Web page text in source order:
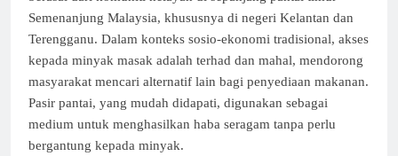
Semenanjung Malaysia, khususnya di negeri Kelantan dan
Terengganu. Dalam konteks sosio-ekonomi tradisional, akses
kepada minyak masak adalah terhad dan mahal, mendorong
masyarakat mencari alternatif lain bagi penyediaan makanan.
Pasir pantai, yang mudah didapati, digunakan sebagai
medium untuk menghasilkan haba seragam tanpa perlu
bergantung kepada minyak.